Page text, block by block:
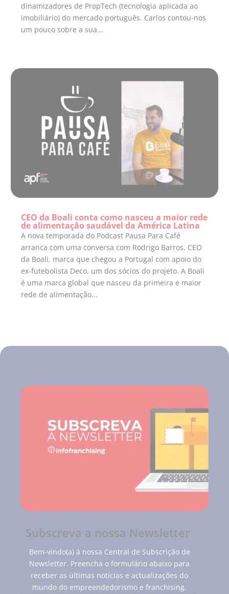
dinamizadores de PropTech (tecnologia aplicada ao
imobiliário) do mercado português. Carlos contou-nos
um pouco sobre a sua...
CEO da Boali conta como nasceu a maior rede
de alimentação saudável da América Latina
A nova temporada do Podcast Pausa Para Café
arranca com uma conversa com Rodrigo Barros, CEO
da Boali, marca que chegou a Portugal com apoio do
ex-futebolista Deco, um dos sócios do projeto. A Boali
é uma marca global que nasceu da primeira e maior
rede de alimentação...
Subscreva a nossa Newsletter
Bem-vindo(a) à nossa Central de Subscrição de
Newsletter. Preencha o formulário abaixo para
receber as últimas notícias e actualizações do
mundo do empreendedorismo e franchising.